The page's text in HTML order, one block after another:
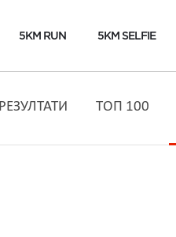
5KM RUN 5KM SELFIE
ТОП 100